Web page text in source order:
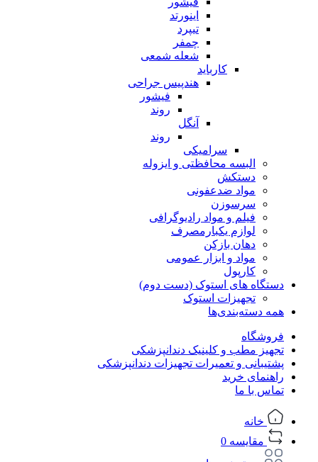
اینورتد
تیپرد
چمفر
شعله شمعی
کارباید
هندپیس جراحی
فیشور
روند
آنگل
روند
سرامیکی
البسه محافظتی و ایزوله
دستکش
مواد ضدعفونی
سرسوزن
فیلم و مواد رادیوگرافی
لوازم یکبارمصرف
دهان بازکن
مواد و ابزار عمومی
کارپول
دستگاه های استوک (دست دوم)
تجهیزات استوک
همه دسته‌بندی‌ها
فروشگاه
تجهیز مطب و کلینیک دندانپزشکی
پشتیبانی و تعمیرات تجهیزات دندانپزشکی
راهنمای خرید
تماس با ما
خانه
مقایسه 0